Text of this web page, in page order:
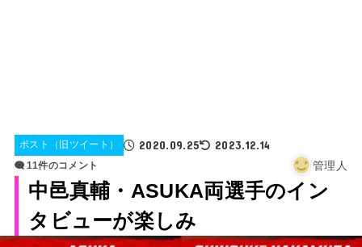
ポスト（旧ツイート） 2020.09.25 2023.12.14
11件のコメント 管理人
中邑真輔・ASUKA両選手のイン
タビューが楽しみ